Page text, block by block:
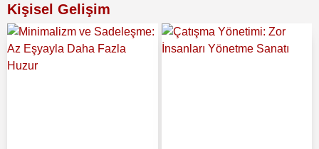
Kişisel Gelişim